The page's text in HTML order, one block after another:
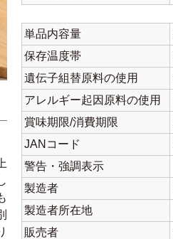
単品内容量
保存温度帯
遺伝子組替原料の使用
アレルギー起因原料の使用
賞味期限/消費期限
JANコード
警告・強調表示
製造者
製造者所在地
販売者